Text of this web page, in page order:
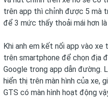
trên app thì chỉnh được 5 mà
để 3 mức thấy thoải mái hơn là
Khi anh em kết nối app vào
trên smartphone để chọn địa
Google trong app dẫn đường.
hiển thị trên màn hình của xe,
GTS có màn hình hoạt động